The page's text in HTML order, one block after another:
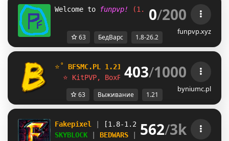
Welcome to funpvp! (1.8-26.2) Bedwars,
0/200
funpvp.xyz
63 БедВарс 1.8-26.2
⭐˚ BFSMC.PL 1.21.x -
⭐ KitPVP, BoxPVP, Ekonomia, BedWars,
403/1000
byniumc.pl
63 Выживание 1.21
Fakepixel [1.8-1.21.10] | Play
compete
SKYBLOCK
BEDWARS BUILDFFA + MORE
562/3k